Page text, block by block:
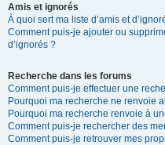
Amis et ignorés
À quoi sert ma liste d’amis et
Comment puis-je ajouter ou
d’ignorés ?
Recherche dans les forums
Comment puis-je effectuer une
Pourquoi ma recherche ne renvoie
Pourquoi ma recherche renvoie à
Comment puis-je rechercher des
Comment puis-je retrouver mes